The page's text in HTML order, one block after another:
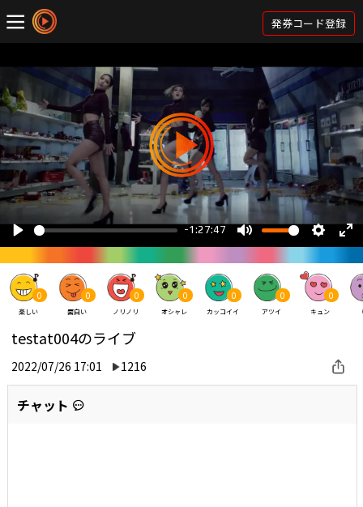
発券コード登録
0
楽しい
0
面白い
0
ノリノリ
0
オシャレ
0
カッコイイ
0
アツイ
0
キュン
testat004のライブ
2022/07/26 17:01 1216
チャット